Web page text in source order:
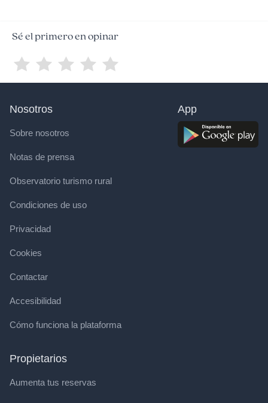
Sé el primero en opinar
Nosotros
Sobre nosotros
Notas de prensa
Observatorio turismo rural
Condiciones de uso
Privacidad
Cookies
Contactar
Accesibilidad
Cómo funciona la plataforma
Propietarios
Aumenta tus reservas
App